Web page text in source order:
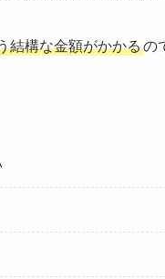
結構な金額がかかるの